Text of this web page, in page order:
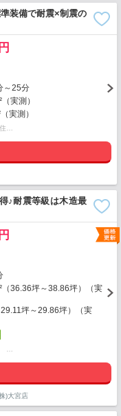
装備で耐震×制震の
～25分
実測）
実測）
…
♪耐震等級は木造最
（36.36坪～38.86坪）（実
坪～29.86坪）（実
…
)大宮店